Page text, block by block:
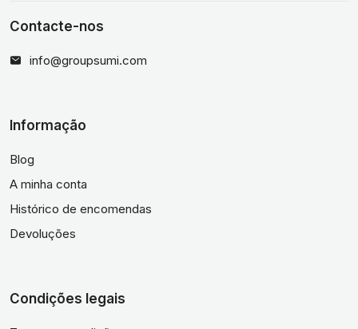
Contacte-nos
info@groupsumi.com
Informação
Blog
A minha conta
Histórico de encomendas
Devoluções
Condições legais